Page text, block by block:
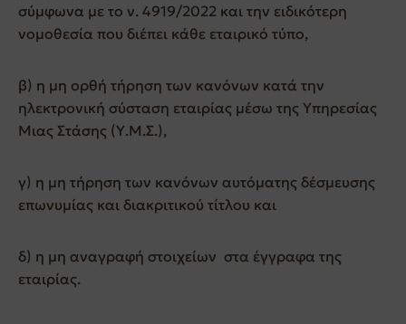
σύμφωνα με το ν. 4919/2022 και την ειδικότερη
νομοθεσία που διέπει κάθε εταιρικό τύπο,
β) η μη ορθή τήρηση των κανόνων κατά την
ηλεκτρονική σύσταση εταιρίας μέσω της Υπηρεσίας
Μιας Στάσης (Υ.Μ.Σ.),
γ) η μη τήρηση των κανόνων αυτόματης δέσμευσης
επωνυμίας και διακριτικού τίτλου και
δ) η μη αναγραφή στοιχείων στα έγγραφα της
εταιρίας.